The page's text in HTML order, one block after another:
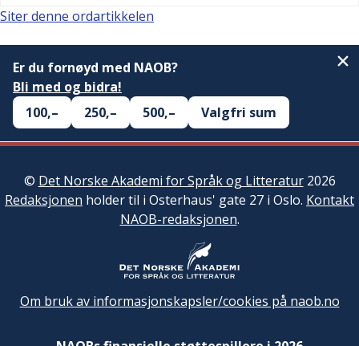
Siter denne ordartikkelen
Er du fornøyd med NAOB?
Bli med og bidra!
100,–
250,– 500,– Valgfri sum
© Det Norske Akademi for Språk og Litteratur2026
Redaksjonen holder til i Osterhaus' gate 27 i Oslo. Kontakt
NAOB-redaksjonen.
Om bruk av informasjonskapsler/cookies på naob.no